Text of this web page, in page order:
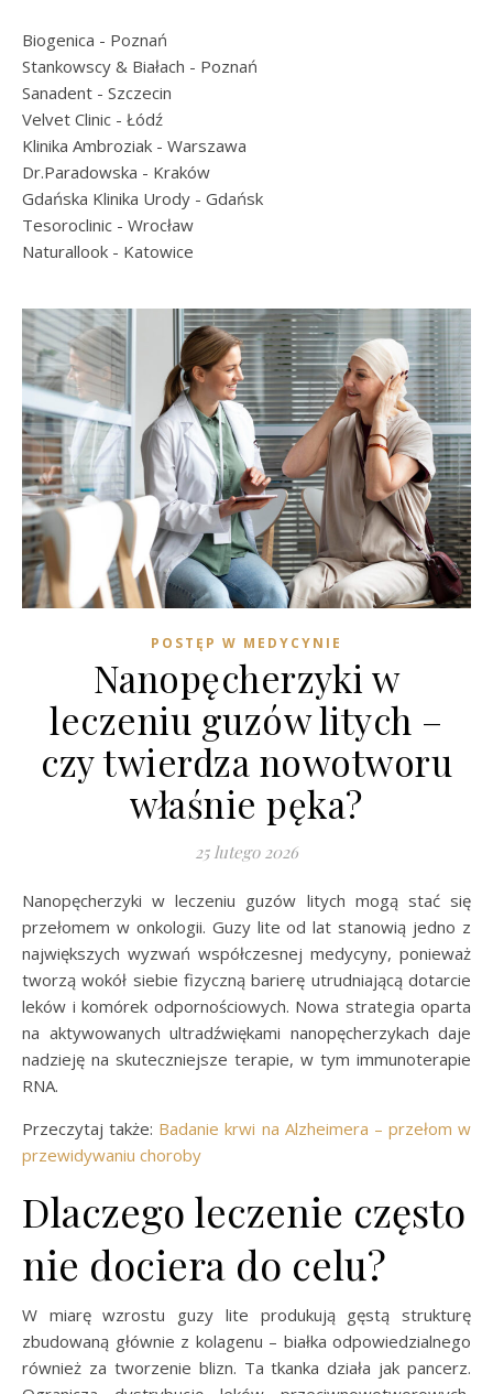
Biogenica - Poznań
Stankowscy & Białach - Poznań
Sanadent - Szczecin
Velvet Clinic - Łódź
Klinika Ambroziak - Warszawa
Dr.Paradowska - Kraków
Gdańska Klinika Urody - Gdańsk
Tesoroclinic - Wrocław
Naturallook - Katowice
POSTĘP W MEDYCYNIE
Nanopęcherzyki w
leczeniu guzów litych –
czy twierdza nowotworu
właśnie pęka?
25 lutego 2026
Nanopęcherzyki w leczeniu guzów litych mogą stać się
przełomem w onkologii. Guzy lite od lat stanowią jedno z
największych wyzwań współczesnej medycyny, ponieważ
tworzą wokół siebie fizyczną barierę utrudniającą dotarcie
leków i komórek odpornościowych. Nowa strategia oparta
na aktywowanych ultradźwiękami nanopęcherzykach daje
nadzieję na skuteczniejsze terapie, w tym immunoterapie
RNA.
Przeczytaj także: Badanie krwi na Alzheimera – przełom w
przewidywaniu choroby
Dlaczego leczenie często
nie dociera do celu?
W miarę wzrostu guzy lite produkują gęstą strukturę
zbudowaną głównie z kolagenu – białka odpowiedzialnego
również za tworzenie blizn. Ta tkanka działa jak pancerz.